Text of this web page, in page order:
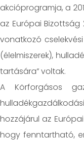
akcióprogramja, a
az Európai
vonatkozó cselekvési
(élelmiszerek),
tartására” voltak.
A Körforgásos
hozzájárul az
hogy fenntartható,